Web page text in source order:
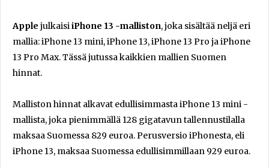
Apple julkaisiiPhone 13 -malliston, joka sisältää neljä eri
mallia: iPhone 13 mini, iPhone 13, iPhone 13 Pro ja iPhone
13 Pro Max. Tässä jutussa kaikkien mallien Suomen
hinnat.
Malliston hinnat alkavat edullisimmasta iPhone 13 mini -
mallista, joka pienimmällä 128 gigatavun tallennustilalla
maksaa Suomessa 829 euroa. Perusversio iPhonesta, eli
iPhone 13, maksaa Suomessa edullisimmillaan 929 euroa.